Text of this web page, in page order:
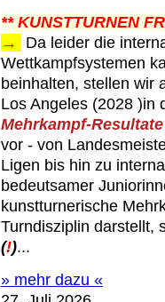
** KUNSTTURNEN
→
Da leider die
Wettkampfsystemen
beinhalten, stellen wir
Los Angeles (2028 )in
Mehrkampf-Resultate
vor - von
Ligen bis hin zu
bedeutsamer
kunstturnerische
Turndisziplin darstellt,
(!)...
» mehr dazu «